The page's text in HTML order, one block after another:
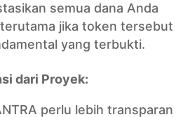
semua dana Anda
jika token tersebut
yang terbukti.
dari Proyek:
perlu lebih transparan